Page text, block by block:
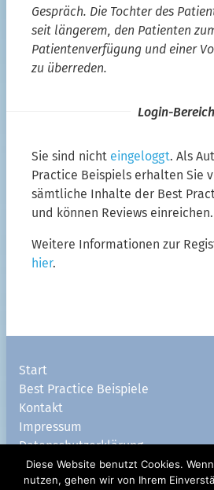
Gespräch. Die Tochter des
seit längerem, den Patienten
Patientenverfügung und einer
zu überreden.
Login-Bereich
Sie sind nicht eingeloggt. Als
Practice Beispiels erhalten Sie
sämtliche Inhalte der Best
und können Reviews einreichen.
Weitere Informationen zur
hier.
Start
Best Practice Beispiele
Kontakt
Impressum
Datenschutzerklärung
Diese Website benutzt Cookies.
nutzen, gehen wir von Ihrem